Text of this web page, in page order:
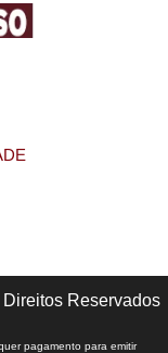
Reservados
pagamento para emitir